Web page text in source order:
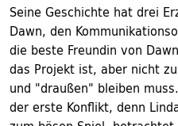
Seine Geschichte hat drei
Dawn, den
die beste Freundin von
das Projekt ist, aber nicht
und "draußen" bleiben
der erste Konflikt, denn